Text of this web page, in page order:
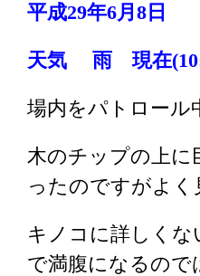
平成29年6月8日
天気 雨 現在
場内をパトロール
木のチップの上に
ったのですがよ
キノコに詳しく
で満腹になるので